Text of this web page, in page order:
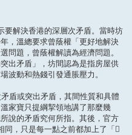
要解決香港的深層次矛盾。當時坊
，溫總要求曾蔭權「更好地解決
問題，曾蔭權解讀為經濟問題。
出矛盾」，坊間認為是指房屋供
波動和熱錢引發通脹壓力。
盾或突出矛盾，其間性質和具體
家寶只提綱挈領地講了那麼幾
說的矛盾究何所指。其後，官方
同，只是每一點之前都加上了「